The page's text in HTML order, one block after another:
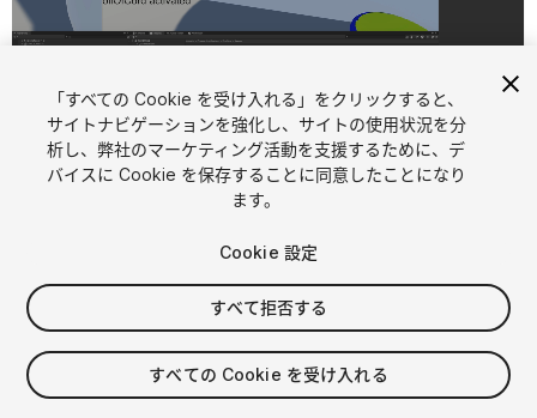
1 /6
$4.99
消費税は決済時に計算されます
「すべての Cookie を受け入れる」をクリックすると、
サイトナビゲーションを強化し、サイトの使用状況を分
析し、弊社のマーケティング活動を支援するために、デ
バイスに Cookie を保存することに同意したことになり
ます。
Cookie 設定
すべて拒否する
すべての Cookie を受け入れる